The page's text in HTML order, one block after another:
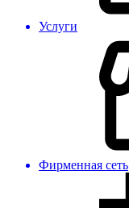
Услуги
Фирменная сеть